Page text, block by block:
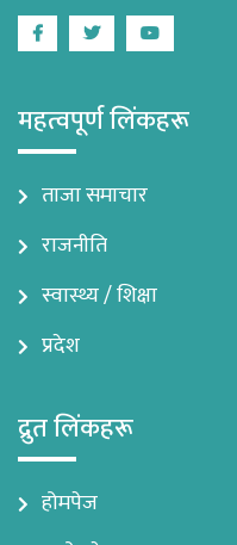
FacebookTwitterYoutube
महत्वपूर्ण लिंकहरू
ताजा समाचार
राजनीति
स्वास्थ्य / शिक्षा
प्रदेश
द्रुत लिंकहरू
होमपेज